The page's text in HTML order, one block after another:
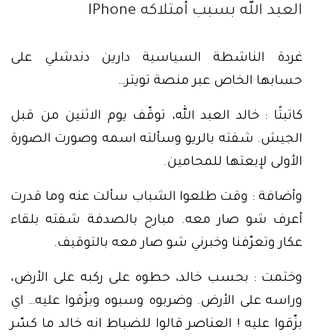
العبد الله بسبب أمتلاكه IPhone
غردة الناشطة السياسية دارين دندشلي على
حسابها الخاص عبر منصة تويتر…
كاتبتًا : خالد العبد الله، توقّف يوم الاثنين من قبل
الجيش. شفته بالريو وسألته اسمه وصورت الصورة
الأولى لإبعتها للمحامين.
وأضافة : وقت طلعوا الشباب سألت عنه وما قدرت
أعرف شو صار معه. مبارح بالصدفة شفته بلقاء
عكار وتعرّفنا وخبرني شو صار معه بالتوقيف.
وختمت : بحسب خالد، حطوه على ركبه على الأرض،
وراسه على الأرض. وضربوه وسبوه وبزّقوا عليه… اي
بزّقوا عليه ! العناصر قالوا للضباط انه خالد ما كسّر